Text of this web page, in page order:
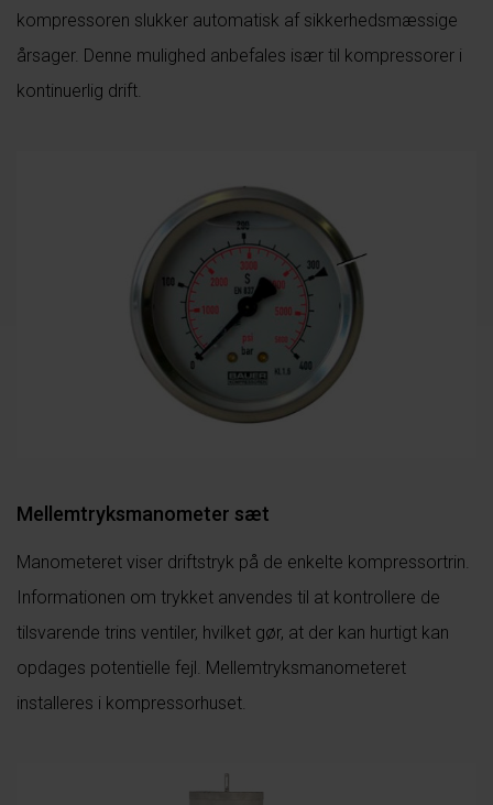
kompressoren slukker automatisk af sikkerhedsmæssige
årsager. Denne mulighed anbefales især til kompressorer i
kontinuerlig drift.
Mellemtryksmanometer sæt
Manometeret viser driftstryk på de enkelte kompressortrin.
Informationen om trykket anvendes til at kontrollere de
tilsvarende trins ventiler, hvilket gør, at der kan hurtigt kan
opdages potentielle fejl. Mellemtryksmanometeret
installeres i kompressorhuset.